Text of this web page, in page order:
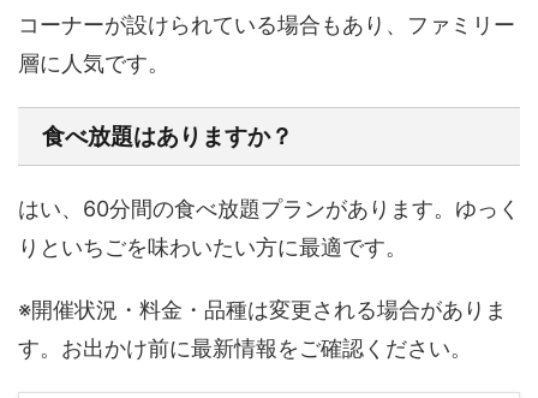
コーナーが設けられている場合もあり、ファミリー
層に人気です。
食べ放題はありますか？
はい、60分間の食べ放題プランがあります。ゆっく
りといちごを味わいたい方に最適です。
※開催状況・料金・品種は変更される場合がありま
す。お出かけ前に最新情報をご確認ください。